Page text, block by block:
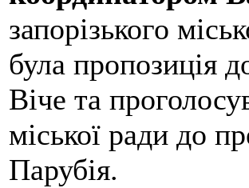
запорізького
була пропозиція
Віче та
міської ради до
Парубія.